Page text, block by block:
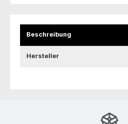
Beschreibung
Hersteller